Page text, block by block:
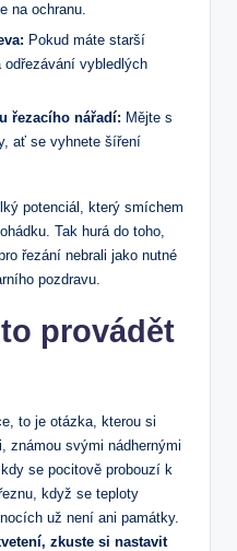
na ochranu.
Pokud máte starší
odřezávání vybledlých
řezacího nářadí: Mějte s
ať se vyhnete šíření
potenciál, který smíchem
Tak hurá do toho,
řezání nebrali jako nutné
pozdravu.
provádět
to je otázka, kterou si
známou svými nádhernými
se pocitově probouzí k
když se teploty
už není ani památky.
zkuste si nastavit